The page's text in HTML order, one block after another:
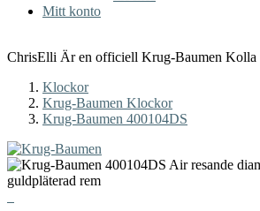
Mitt konto
ChrisElli Är en officiell Krug-Baumen Kolla
Klockor
Krug-Baumen Klockor
Krug-Baumen 400104DS